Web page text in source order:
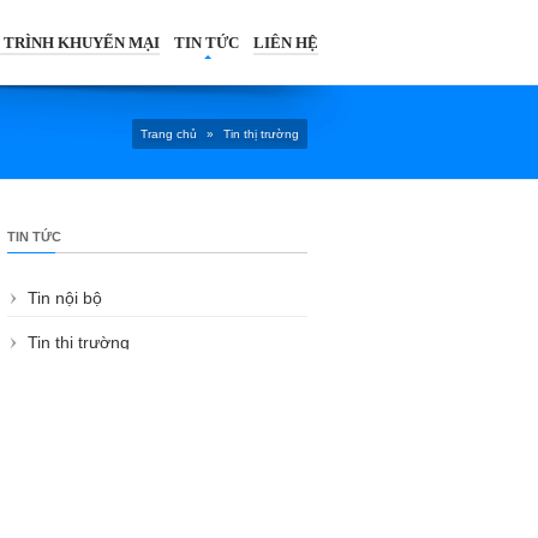
TRÌNH KHUYẾN MẠI TIN TỨC LIÊN HỆ
Trang chủ » Tin thị trường
TIN TỨC
Tin nội bộ
Tin thị trường